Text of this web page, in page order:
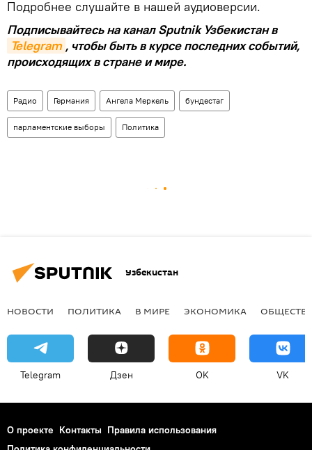
Подробнее слушайте в нашей аудиоверсии.
Подписывайтесь на канал Sputnik Узбекистан в
Telegram , чтобы быть в курсе последних событий,
происходящих в стране и мире.
Радио Германия Ангела Меркель бундестаг
парламентские выборы Политика
Узбекистан
НОВОСТИ ПОЛИТИКА В МИРЕ ЭКОНОМИКА
Telegram Дзен OK VK
О проекте Контакты Правила использования